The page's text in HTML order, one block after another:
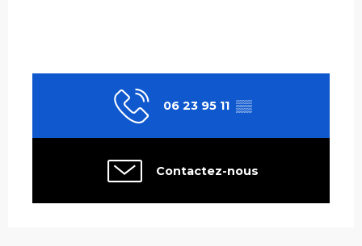
06 23 95 11 ▒▒
Contactez-nous